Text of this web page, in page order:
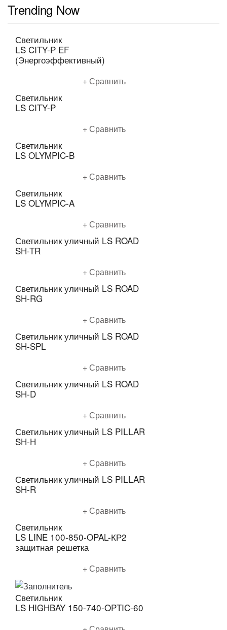
Trending Now
Светильник
LS CITY-P EF
(Энергоэффективный)
Сравнить
Светильник
LS CITY-P
Сравнить
Светильник
LS OLYMPIC-B
Сравнить
Светильник
LS OLYMPIC-A
Сравнить
Светильник уличный LS ROAD
SH-TR
Сравнить
Светильник уличный LS ROAD
SH-RG
Сравнить
Светильник уличный LS ROAD
SH-SPL
Сравнить
Светильник уличный LS ROAD
SH-D
Сравнить
Светильник уличный LS PILLAR
SH-H
Сравнить
Светильник уличный LS PILLAR
SH-R
Сравнить
Светильник
LS LINE 100-850-OPAL-КР2
защитная решетка
Сравнить
Светильник
LS HIGHBAY 150-740-OPTIC-60